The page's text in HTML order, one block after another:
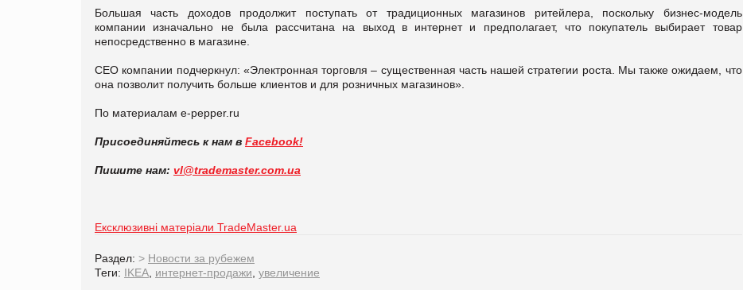
Большая часть доходов продолжит поступать от традиционных магазинов ритейлера, поскольку бизнес-модель
компании изначально не была рассчитана на выход в интернет и предполагает, что покупатель выбирает товар
непосредственно в магазине.
CEO компании подчеркнул: «Электронная торговля – существенная часть нашей стратегии роста. Мы также ожидаем, что
она позволит получить больше клиентов и для розничных магазинов».
По материалам e-pepper.ru
Присоединяйтесь к нам в Facebook!
Пишите нам: vl@trademaster.com.ua
Ексклюзивні матеріали TradeMaster.ua
Раздел: > Новости за рубежем
Теги: IKEA интернет-продажи увеличение